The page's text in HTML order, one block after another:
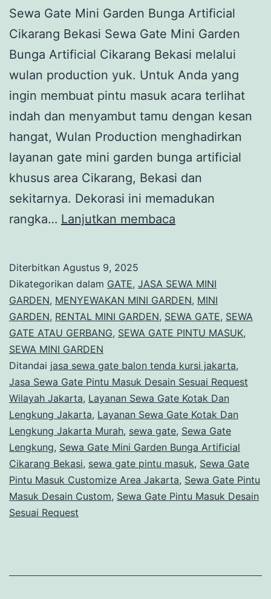
Sewa Gate Mini Garden Bunga Artificial
Cikarang Bekasi Sewa Gate Mini Garden
Bunga Artificial Cikarang Bekasi melalui
wulan production yuk. Untuk Anda yang
ingin membuat pintu masuk acara terlihat
indah dan menyambut tamu dengan kesan
hangat, Wulan Production menghadirkan
layanan gate mini garden bunga artificial
khusus area Cikarang, Bekasi dan
sekitarnya. Dekorasi ini memadukan
rangka… Lanjutkan membaca
Garden
Bunga
Artificial
Cikarang
Bekasi
Diterbitkan Agustus 9, 2025
Dikategorikan dalam GATE, JASA SEWA MINI
GARDEN, MENYEWAKAN MINI GARDEN, MINI
GARDEN, RENTAL MINI GARDEN, SEWA GATE, SEWA
GATE ATAU GERBANG, SEWA GATE PINTU MASUK,
SEWA MINI GARDEN
Ditandai jasa sewa gate balon tenda kursi jakarta,
Jasa Sewa Gate Pintu Masuk Desain Sesuai Request
Wilayah Jakarta, Layanan Sewa Gate Kotak Dan
Lengkung Jakarta, Layanan Sewa Gate Kotak Dan
Lengkung Jakarta Murah, sewa gate, Sewa Gate
Lengkung, Sewa Gate Mini Garden Bunga Artificial
Cikarang Bekasi, sewa gate pintu masuk, Sewa Gate
Pintu Masuk Customize Area Jakarta, Sewa Gate Pintu
Masuk Desain Custom, Sewa Gate Pintu Masuk Desain
Sesuai Request